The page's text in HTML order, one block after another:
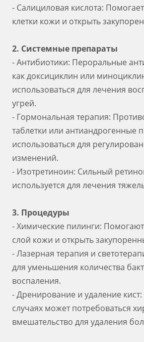
- Салициловая кислота:
клетки кожи и открыть
2. Системные препараты
- Антибиотики: Пероральные
как доксициклин или
использоваться для лечения
угрей.
- Гормональная терапия:
таблетки или антиандрогенные
использоваться для
изменений.
- Изотретиноин: Сильный
используется для лечения
3. Процедуры
- Химические пилинги:
слой кожи и открыть
- Лазерная терапия и
для уменьшения количества
воспаления.
- Дренирование и удаление
случаях может потребоваться
вмешательство для удаления